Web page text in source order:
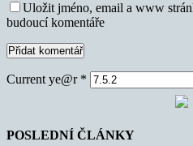
Uložit jméno, email a www
budoucí komentáře
Current ye@r *
POSLEDNÍ ČLÁNKY